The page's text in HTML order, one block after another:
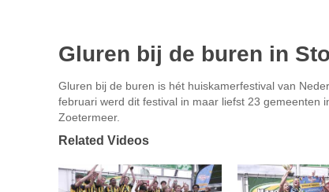
Gluren bij de buren in
Gluren bij de buren is hét huiskamerfestival van
februari werd dit festival in maar liefst 23 gemeenten
Zoetermeer.
Related Videos